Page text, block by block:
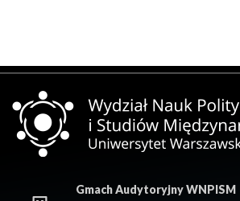
Gmach Audytoryjny WNPISM